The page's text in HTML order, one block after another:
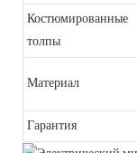
Костюмированные
толпы
Материал
Гарантия